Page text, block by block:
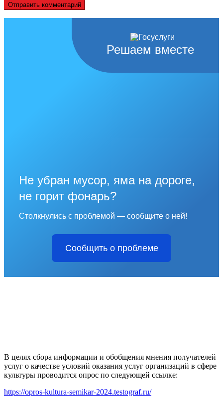
Решаем вместе
Не убран мусор, яма на дороге,
не горит фонарь?
Столкнулись с проблемой — сообщите о ней!
Сообщить о проблеме
В целях сбора информации и обобщения мнения получателей
услуг о качестве условий оказания услуг организаций в сфере
культуры проводится опрос по следующей ссылке:
https://opros-kultura-semikar-2024.testograf.ru/